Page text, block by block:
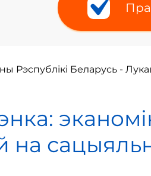
Рэспублікі Беларусь -
на